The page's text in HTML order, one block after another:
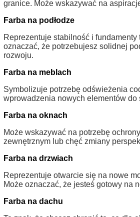
granice. Może wskazywać na
Farba na podłodze
Reprezentuje stabilność i
oznaczać, że potrzebujesz solidnej
rozwoju.
Farba na meblach
Symbolizuje potrzebę odświeżenia
wprowadzenia nowych elementów do
Farba na oknach
Może wskazywać na potrzebę
zewnętrznym lub chęć zmiany
Farba na drzwiach
Reprezentuje otwarcie się na nowe
Może oznaczać, że jesteś gotowy na
Farba na dachu